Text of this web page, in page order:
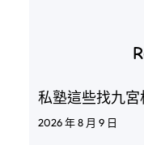
私塾這些找九宮
2026 年 8 月 9 日